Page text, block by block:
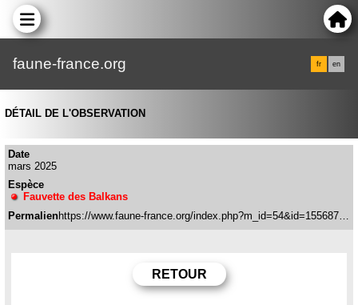
faune-france.org fr en
DÉTAIL DE L'OBSERVATION
Date
mars 2025
Espèce
Fauvette des Balkans
Permalien